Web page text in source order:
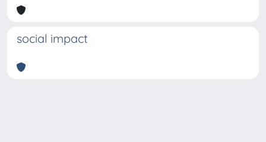
social impact